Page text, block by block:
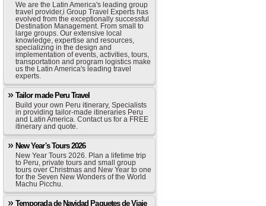
We are the Latin America's leading group
travel provider,i Group Travel Experts has
evolved from the exceptionally successful
Destination Management. From small to
large groups. Our extensive local
knowledge, expertise and resources,
specializing in the design and
implementation of events, activities, tours,
transportation and program logistics make
us the Latin America's leading travel
experts.
Tailor made Peru Travel
Build your own Peru itinerary, Specialists
in providing tailor-made itineraries Peru
and Latin America. Contact us for a FREE
itinerary and quote.
New Year's Tours 2026
New Year Tours 2026. Plan a lifetime trip
to Peru, private tours and small group
tours over Christmas and New Year to one
for the Seven New Wonders of the World
Machu Picchu.
Temporada de Navidad Paquetes de Viaje